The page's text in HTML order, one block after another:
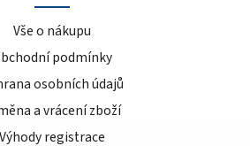
Vše o nákupu
podmínky
osobních údajů
a vrácení zboží
Výhody registrace